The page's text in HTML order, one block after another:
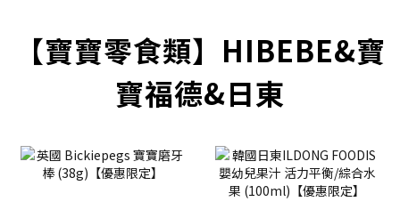
【寶寶零食類】HIBEBE&寶
寶福德&日東